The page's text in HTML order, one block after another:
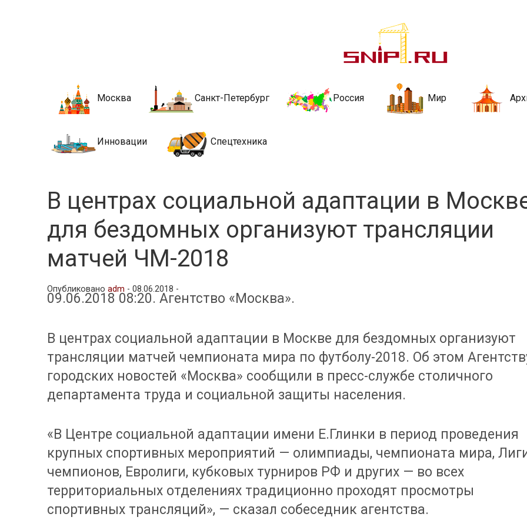
Новости строительства и
стройкой рубрики
Москва Санкт-Петербург Россия Мир
Инновации Спецтехника
В центрах социальной адаптации в
для бездомных организуют трансляции
матчей ЧМ-2018
Опубликованоadm -08.06.2018 -
09.06.2018 08:20. Агентство «Москва».
В центрах социальной адаптации в Москве для бездомных организуют
трансляции матчей чемпионата мира по футболу-2018. Об этом
городских новостей «Москва» сообщили в пресс-службе столичного
департамента труда и социальной защиты населения.
«В Центре социальной адаптации имени Е.Глинки в период проведения
крупных спортивных мероприятий — олимпиады, чемпионата мира,
чемпионов, Евролиги, кубковых турниров РФ и других — во всех
территориальных отделениях традиционно проходят просмотры
спортивных трансляций», — сказал собеседник агентства.